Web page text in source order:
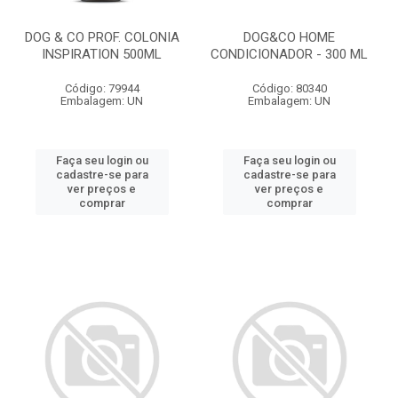
DOG & CO PROF. COLONIA
INSPIRATION 500ML
Código: 79944
Embalagem: UN
Faça seu login ou
cadastre-se para
ver preços e
comprar
DOG&CO HOME
CONDICIONADOR - 300 ML
Código: 80340
Embalagem: UN
Faça seu login ou
cadastre-se para
ver preços e
comprar